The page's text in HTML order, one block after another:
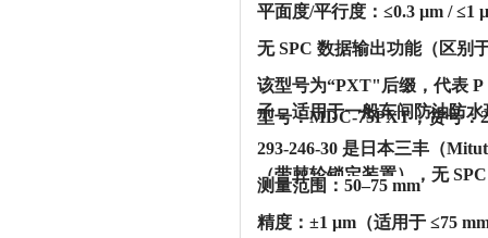
平面度/平行度‌：≤0.3 µm / ≤1
无 SPC 数据输出功能‌（区别
该型号为“PXT"后缀，代表
子，适用于一般车间防油防
型号：MDC-75PXT，货号：
293-246-30 是日本三丰（
（带棘轮锁定装置），无
‌测量范围‌：50–75 mm
精度‌：‌±1 μm‌（适用于 ≤75